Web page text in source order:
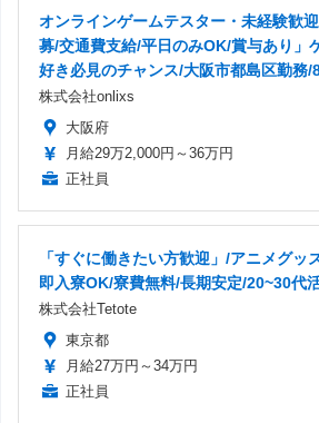
オンラインゲームテスター・未経験歓
募/交通費支給/平日のみOK/賞与あり」
好き必見のチャンス/大阪市都島区勤務/
株式会社onlixs
大阪府
月給29万2,000円～36万円
正社員
「すぐに働きたい方歓迎」/アニメグッ
即入寮OK/寮費無料/長期安定/20~30代
株式会社Tetote
東京都
月給27万円～34万円
正社員